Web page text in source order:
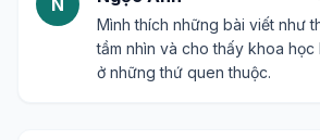
N
Mình thích những bài viết như
tầm nhìn và cho thấy khoa
ở những thứ quen thuộc.